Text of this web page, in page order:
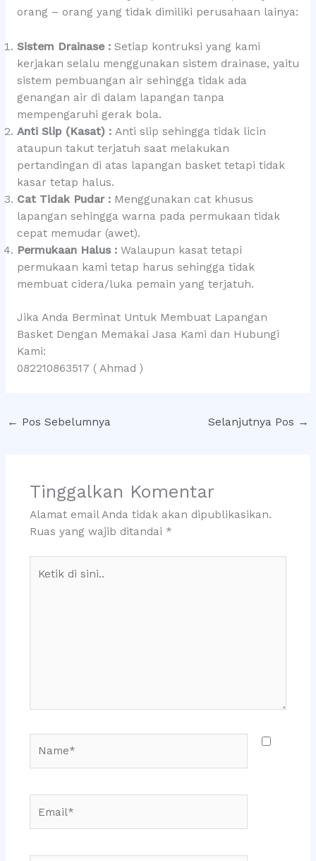
orang – orang yang tidak dimiliki perusahaan lainya:
Sistem Drainase :Setiap kontruksi yang kami
kerjakan selalu menggunakan sistem drainase, yaitu
sistem pembuangan air sehingga tidak ada
genangan air di dalam lapangan tanpa
mempengaruhi gerak bola.
Anti Slip (Kasat) :Anti slip sehingga tidak licin
ataupun takut terjatuh saat melakukan
pertandingan di atas lapangan basket tetapi tidak
kasar tetap halus.
Cat Tidak Pudar :Menggunakan cat khusus
lapangan sehingga warna pada permukaan tidak
cepat memudar (awet).
Permukaan Halus :Walaupun kasat tetapi
permukaan kami tetap harus sehingga tidak
membuat cidera/luka pemain yang terjatuh.
Jika Anda Berminat Untuk Membuat Lapangan
Basket Dengan Memakai Jasa Kami dan Hubungi
Kami:
082210863517 ( Ahmad )
← Pos Sebelumnya Selanjutnya Pos →
Tinggalkan Komentar
Alamat email Anda tidak akan dipublikasikan.
Ruas yang wajib ditandai *